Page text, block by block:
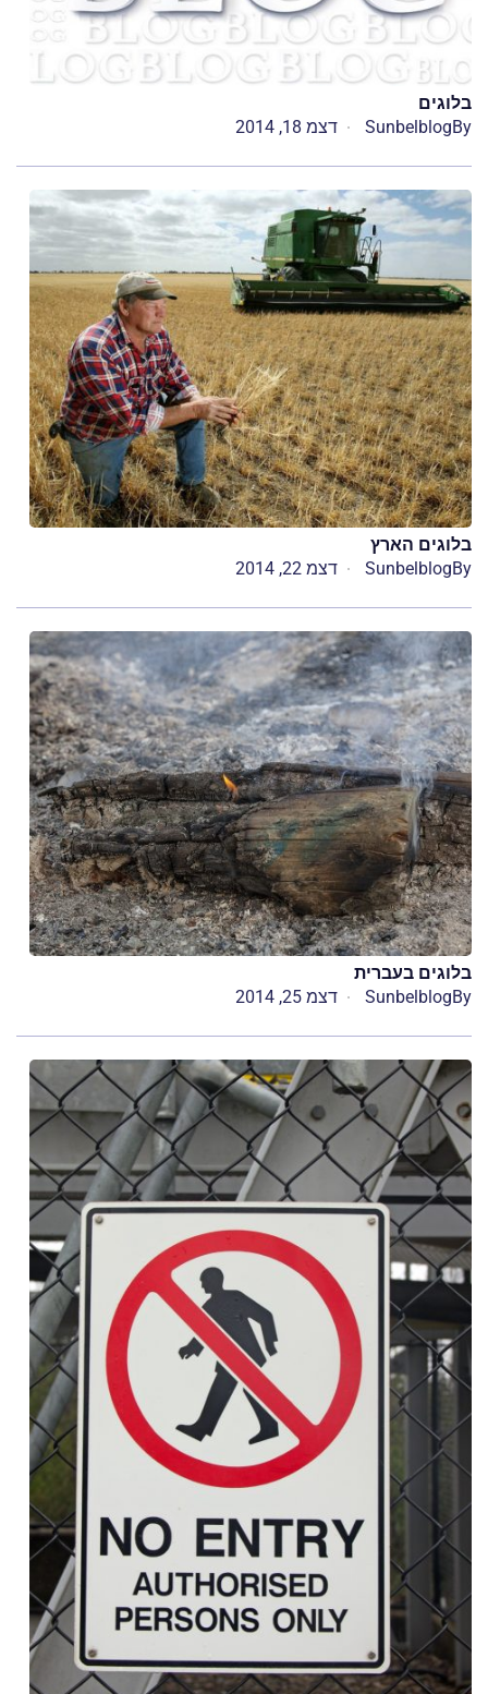
בלוגים
By
Sunbelblog דצמ 18, 2014
בלוגים הארץ
By
Sunbelblog דצמ 22, 2014
בלוגים בעברית
By
Sunbelblog דצמ 25, 2014